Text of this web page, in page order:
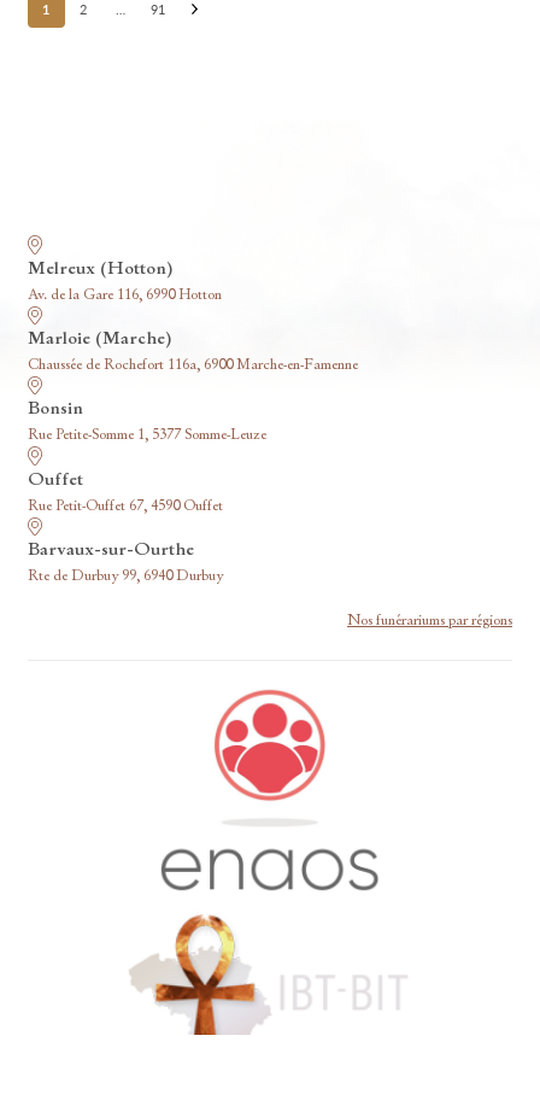
pagination
1 2 91
Melreux (Hotton)
Av. de la Gare 116, 6990 Hotton
Marloie (Marche)
Chaussée de Rochefort 116a, 6900 Marche-en-Famenne
Bonsin
Rue Petite-Somme 1, 5377 Somme-Leuze
Ouffet
Rue Petit-Ouffet 67, 4590 Ouffet
Barvaux-sur-Ourthe
Rte de Durbuy 99, 6940 Durbuy
Nos funérariums par régions